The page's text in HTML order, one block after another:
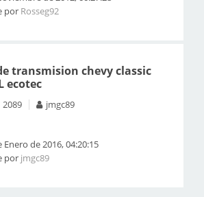
por Rosseg92
transmision chevy classic
ecotec
2089 jmgc89
de 2016, 04:20:15
por jmgc89